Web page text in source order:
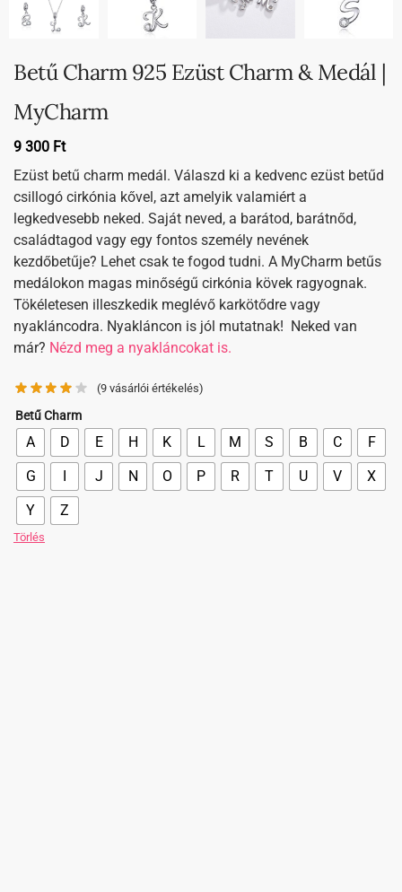
Betű Charm 925 Ezüst Charm & Medál |
MyCharm
9 300 Ft
Ezüst betű charm medál. Válaszd ki a kedvenc ezüst betűd
csillogó cirkónia kővel, azt amelyik valamiért a
legkedvesebb neked. Saját neved, a barátod, barátnőd,
családtagod vagy egy fontos személy nevének
kezdőbetűje? Lehet csak te fogod tudni. A MyCharm betűs
medálokon magas minőségű cirkónia kövek ragyognak.
Tökéletesen illeszkedik meglévő karkötődre vagy
nyakláncodra. Nyakláncon is jól mutatnak! Neked van
már? Nézd meg a nyakláncokat is.
(9 vásárlói értékelés)
Betű Charm
A D E H K L M S B C
F
G
I J N O P R T U V
X
Y
Z
Törlés